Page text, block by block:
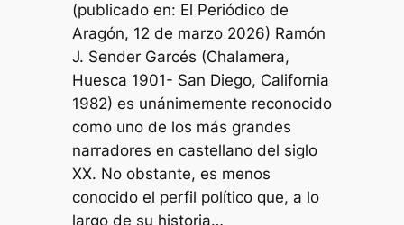
José
Ramón
Villanueva
Herrero,
marzo
(publicado en: El Periódico de
Aragón, 12 de marzo 2026) Ramón
J. Sender Garcés (Chalamera,
Huesca 1901- San Diego, California
1982) es unánimemente reconocido
como uno de los más grandes
narradores en castellano del siglo
XX. No obstante, es menos
conocido el perfil político que, a lo
largo de su historia…